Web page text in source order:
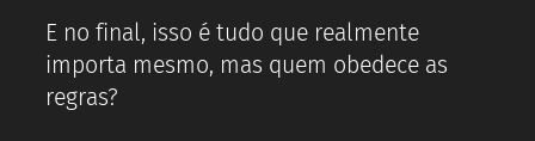
E no final, isso é tudo que realmente
importa mesmo, mas quem obedece as
regras?